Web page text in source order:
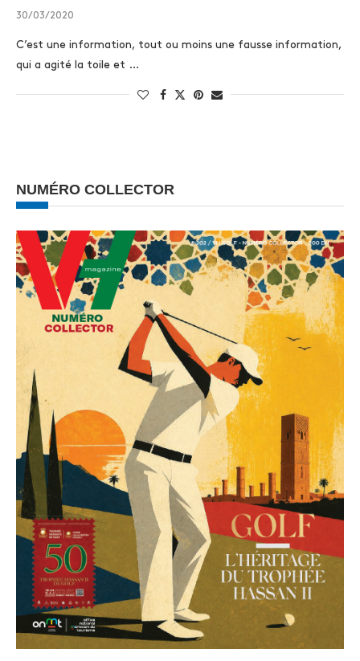
30/03/2020
C’est une information, tout ou moins une fausse information,
qui a agité la toile et …
NUMÉRO COLLECTOR